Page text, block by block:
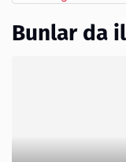
Bunlar da